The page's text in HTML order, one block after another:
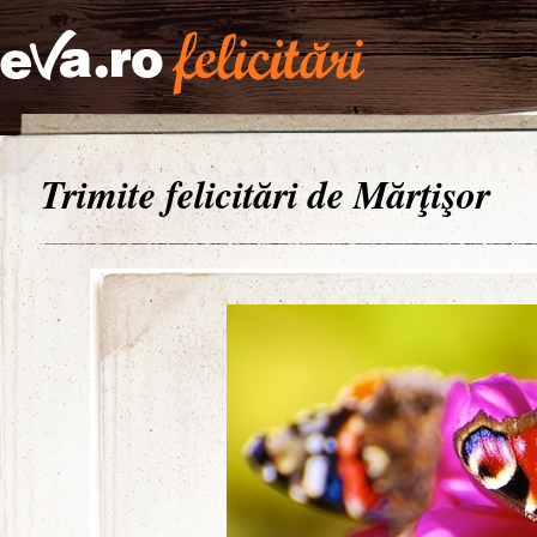
Trimite felicitări de Mărţişor